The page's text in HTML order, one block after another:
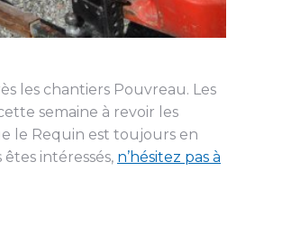
les chantiers Pouvreau. Les
semaine à revoir les
le Requin est toujours en
intéressés, n’hésitez pas à